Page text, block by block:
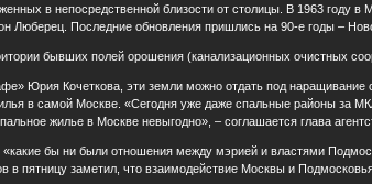
в непосредственной близости от столицы. В 1963 году
Люберец. Последние обновления пришлись на 90-е годы –
бывших полей орошения (канализационных очистных
Юрия Кочеткова, эти земли можно отдать под наращивание
в самой Москве. «Сегодня уже даже спальные районы за
жилье в Москве невыгодно», – соглашается глава
«какие бы ни были отношения между мэрией и властями
пятницу заметил, что взаимодействие Москвы и